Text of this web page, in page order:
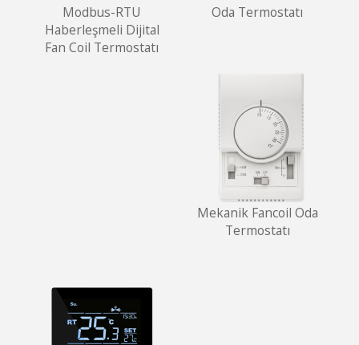
Modbus-RTU
Haberleşmeli Dijital
Fan Coil Termostatı
Oda Termostatı
Mekanik Fancoil Oda
Termostatı